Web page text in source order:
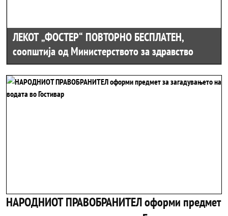
ЛЕКОТ „ФОСТЕР“ ПОВТОРНО БЕСПЛАТЕН,
соопштија од Министерството за здравство
НАРОДНИОТ ПРАВОБРАНИТЕЛ оформи предмет